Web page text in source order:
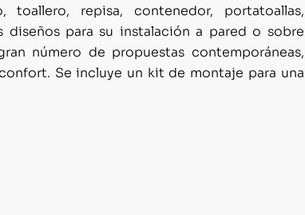
toallero, repisa, contenedor, portatoallas,
para su instalación a pared o sobre
número de propuestas contemporáneas,
Se incluye un kit de montaje para una